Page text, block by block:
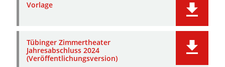
Vorlage
Tübinger Zimmertheater
Jahresabschluss 2024
(Veröffentlichungsversion)